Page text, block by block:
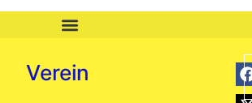
Verein